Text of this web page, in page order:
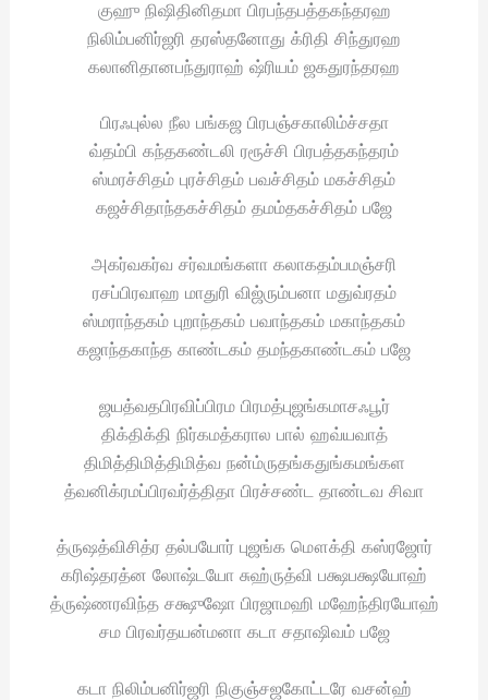
குஹு நிஷிதினிதமா பிரபந்தபத்தகந்தரஹ
நிலிம்பனிர்ஜரி தரஸ்தனோது க்ரிதி சிந்துரஹ
கலானிதானபந்துராஹ் ஷ்ரியம் ஜகதுரந்தரஹ
பிரஃபுல்ல நீல பங்கஜ பிரபஞ்சகாலிம்ச்சதா
வ்தம்பி கந்தகண்டலி ரரூச்சி பிரபத்தகந்தரம்
ஸ்மரச்சிதம் புரச்சிதம் பவச்சிதம் மகச்சிதம்
கஜச்சிதாந்தகச்சிதம் தமம்தகச்சிதம் பஜே
அகர்வகர்வ சர்வமங்களா கலாகதம்பமஞ்சரி
ரசப்பிரவாஹ மாதுரி விஜ்ரும்பனா மதுவ்ரதம்
ஸ்மராந்தகம் புறாந்தகம் பவாந்தகம் மகாந்தகம்
கஜாந்தகாந்த காண்டகம் தமந்தகாண்டகம் பஜே
ஜயத்வதபிரவிப்பிரம பிரமத்புஜங்கமாசஃபூர்
திக்திக்தி நிர்கமத்கரால பால் ஹவ்யவாத்
திமித்திமித்திமித்வ நன்ம்ருதங்கதுங்கமங்கள
த்வனிக்ரமப்பிரவர்த்திதா பிரச்சண்ட தாண்டவ சிவா
த்ருஷத்விசித்ர தல்பயோர் புஜங்க மௌக்தி கஸ்ரஜோர்
கரிஷ்தரத்ன லோஷ்டயோ சுஹ்ருத்வி பக்ஷபக்ஷயோஹ்
த்ருஷ்ணரவிந்த சக்ஷுஷோ பிரஜாமஹி மஹேந்திரயோஹ்
சம பிரவர்தயன்மனா கடா சதாஷிவம் பஜே
கடா நிலிம்பனிர்ஜரி நிகுஞ்சஜகோட்டரே வசன்ஹ்